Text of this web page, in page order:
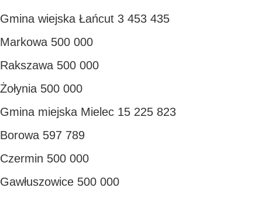
Gmina wiejska Łańcut 3 453 435
Markowa 500 000
Rakszawa 500 000
Żołynia 500 000
Gmina miejska Mielec 15 225 823
Borowa 597 789
Czermin 500 000
Gawłuszowice 500 000